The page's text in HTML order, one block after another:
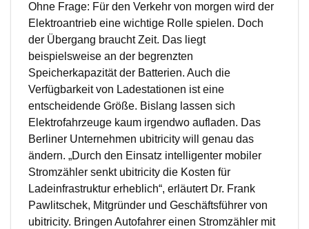
Ohne Frage: Für den Verkehr von morgen wird der
Elektroantrieb eine wichtige Rolle spielen. Doch
der Übergang braucht Zeit. Das liegt
beispielsweise an der begrenzten
Speicherkapazität der Batterien. Auch die
Verfügbarkeit von Ladestationen ist eine
entscheidende Größe. Bislang lassen sich
Elektrofahrzeuge kaum irgendwo aufladen. Das
Berliner Unternehmen ubitricity will genau das
ändern. „Durch den Einsatz intelligenter mobiler
Stromzähler senkt ubitricity die Kosten für
Ladeinfrastruktur erheblich“, erläutert Dr. Frank
Pawlitschek, Mitgründer und Geschäftsführer von
ubitricity. Bringen Autofahrer einen Stromzähler mit